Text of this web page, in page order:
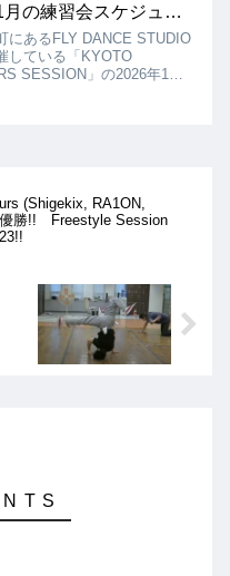
の練習会スケジュー
にあるFLY DANCE STUDIO
している「KYOTO
SESSION」の2026年1月
(Shigekix, RA1ON,
勝!! Freestyle Session